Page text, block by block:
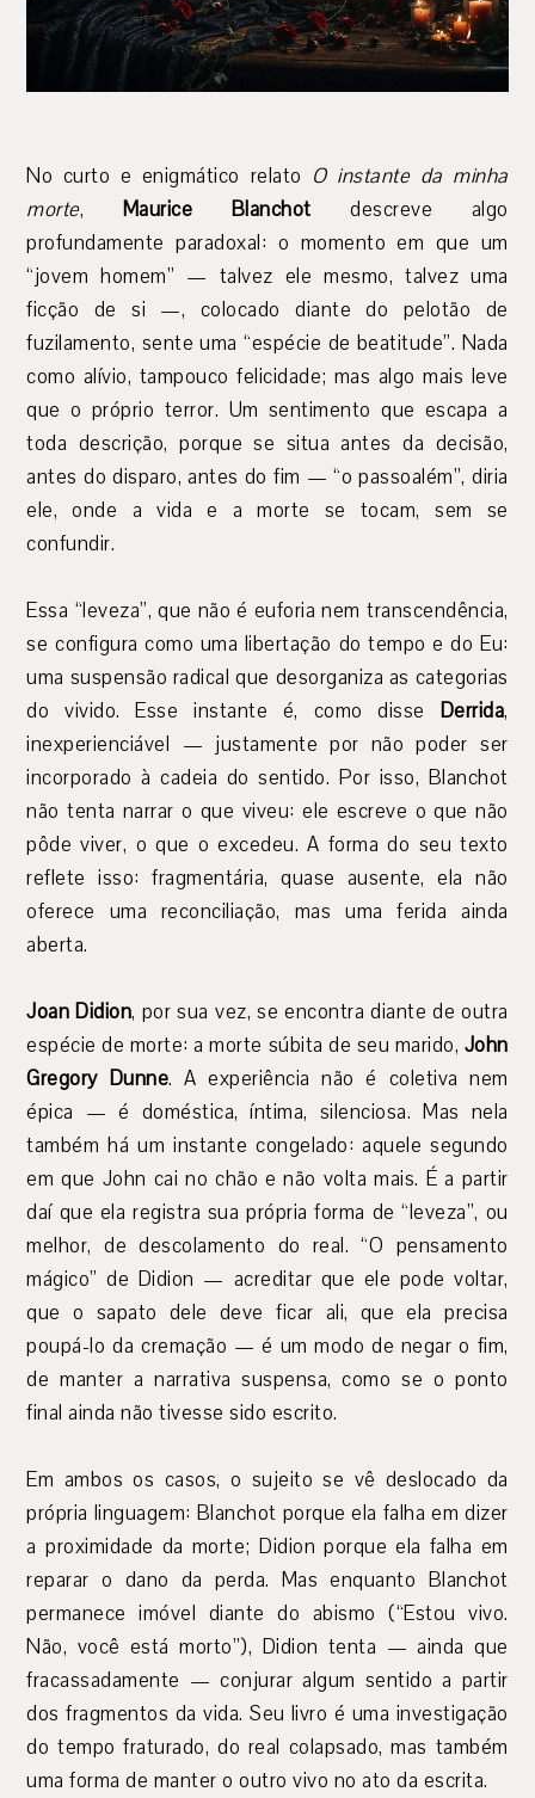
No curto e enigmático relato O instante da minha
morte, Maurice Blanchot descreve algo
profundamente paradoxal: o momento em que um
“jovem homem” — talvez ele mesmo, talvez uma
ficção de si —, colocado diante do pelotão de
fuzilamento, sente uma “espécie de beatitude”. Nada
como alívio, tampouco felicidade; mas algo mais leve
que o próprio terror. Um sentimento que escapa a
toda descrição, porque se situa antes da decisão,
antes do disparo, antes do fim — “o passoalém”, diria
ele, onde a vida e a morte se tocam, sem se
confundir.
Essa “leveza”, que não é euforia nem transcendência,
se configura como uma libertação do tempo e do Eu:
uma suspensão radical que desorganiza as categorias
do vivido. Esse instante é, como disse Derrida,
inexperienciável — justamente por não poder ser
incorporado à cadeia do sentido. Por isso, Blanchot
não tenta narrar o que viveu: ele escreve o que não
pôde viver, o que o excedeu. A forma do seu texto
reflete isso: fragmentária, quase ausente, ela não
oferece uma reconciliação, mas uma ferida ainda
aberta.
Joan Didion, por sua vez, se encontra diante de outra
espécie de morte: a morte súbita de seu marido, John
Gregory Dunne. A experiência não é coletiva nem
épica — é doméstica, íntima, silenciosa. Mas nela
também há um instante congelado: aquele segundo
em que John cai no chão e não volta mais. É a partir
daí que ela registra sua própria forma de “leveza”, ou
melhor, de descolamento do real. “O pensamento
mágico” de Didion — acreditar que ele pode voltar,
que o sapato dele deve ficar ali, que ela precisa
poupá-lo da cremação — é um modo de negar o fim,
de manter a narrativa suspensa, como se o ponto
final ainda não tivesse sido escrito.
Em ambos os casos, o sujeito se vê deslocado da
própria linguagem: Blanchot porque ela falha em dizer
a proximidade da morte; Didion porque ela falha em
reparar o dano da perda. Mas enquanto Blanchot
permanece imóvel diante do abismo (“Estou vivo.
Não, você está morto”), Didion tenta — ainda que
fracassadamente — conjurar algum sentido a partir
dos fragmentos da vida. Seu livro é uma investigação
do tempo fraturado, do real colapsado, mas também
uma forma de manter o outro vivo no ato da escrita.